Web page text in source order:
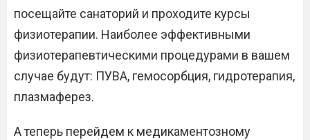
посещайте санаторий и проходите курсы
физиотерапии. Наиболее эффективными
физиотерапевтическими процедурами в вашем
случае будут: ПУВА, гемосорбция, гидротерапия,
плазмаферез.
А теперь перейдем к медикаментозному